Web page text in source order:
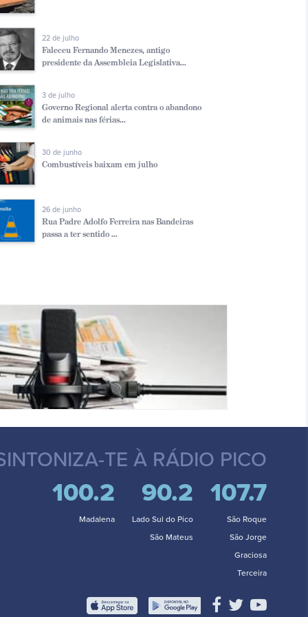
22 de julho
Faleceu Fernando Menezes, antigo
presidente da Assembleia Legislativa...
3 de julho
Governo Regional alerta contra o abandono
de animais nas férias...
30 de junho
Combustíveis baixam em julho
26 de junho
Rua Padre Adolfo Ferreira nas Bandeiras
passa a ter sentido ...
TE À RÁDIO PICO
100.2
Madalena
90.2
Lado Sul do Pico
São Mateus
107.7
São Roque
São Jorge
Graciosa
Terceira